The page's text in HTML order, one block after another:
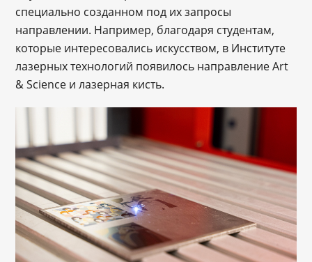
специально созданном под их запросы
направлении. Например, благодаря студентам,
которые интересовались искусством, в Институте
лазерных технологий появилось направление Art
& Science и лазерная кисть.